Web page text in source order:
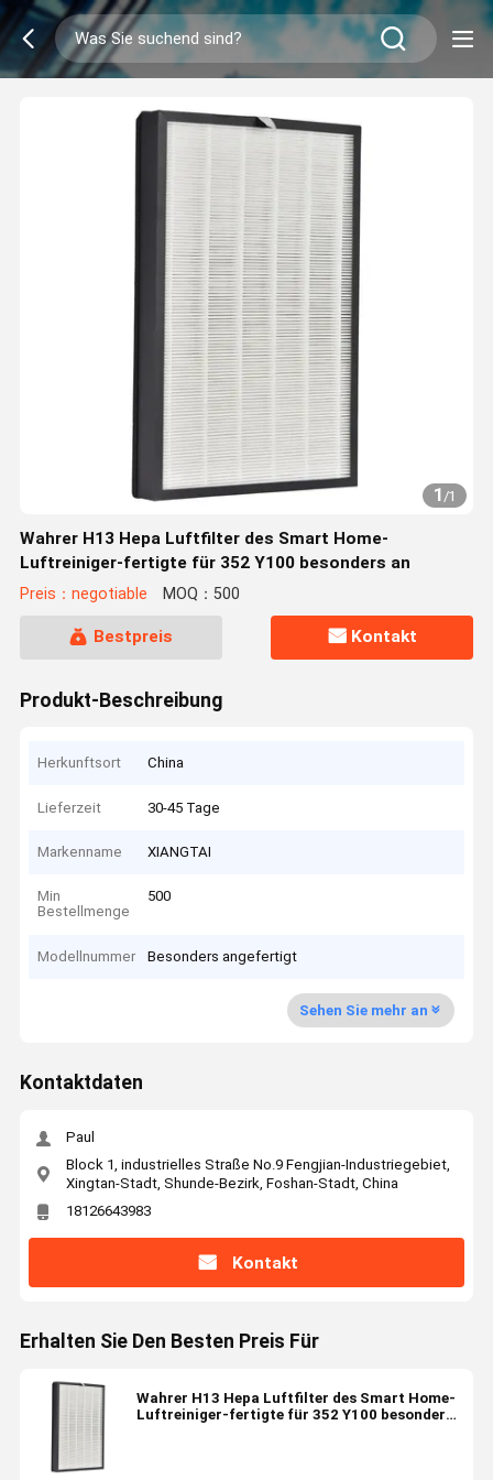
1/1
Wahrer H13 Hepa Luftfilter des Smart Home-
Luftreiniger-fertigte für 352 Y100 besonders an
Preis：negotiable MOQ：500
Bestpreis Kontakt
Produkt-Beschreibung
Herkunftsort China
Lieferzeit 30-45 Tage
Markenname XIANGTAI
Min
Bestellmenge
500
Modellnummer Besonders angefertigt
Sehen Sie mehr an
Kontaktdaten
Paul
Block 1, industrielles Straße No.9 Fengjian-Industriegebiet,
Xingtan-Stadt, Shunde-Bezirk, Foshan-Stadt, China
18126643983
Kontakt
Erhalten Sie Den Besten Preis Für
Wahrer H13 Hepa Luftfilter des Smart Home-
Luftreiniger-fertigte für 352 Y100 besonders